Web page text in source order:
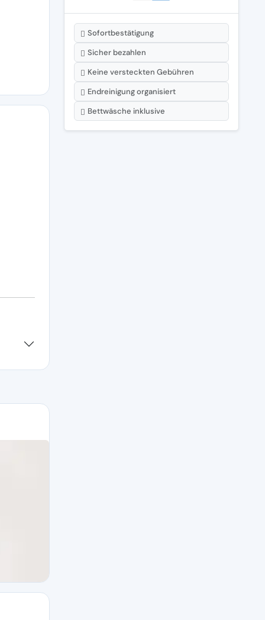
Sofortbestätigung
Sicher bezahlen
Keine versteckten Gebühren
Endreinigung organisiert
Bettwäsche inklusive